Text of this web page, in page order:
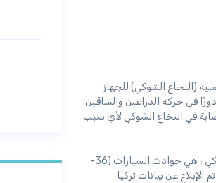
(النخاع الشوكي) للجهاز
في حركة الذراعين والساقين
في النخاع الشوكي لأي سبب
تعد إصابات الحبل الشوكي أكثر شيوعًا عند الرجال البالغين. الأسباب الأكثر شيوعًا لإصابات الحبل الشوكي ؛ هي حوادث السيارات (36-
الرياضية والترفيهية (7-16٪). بشكل عام ، تم الإبلاغ عن بيانات تركيا